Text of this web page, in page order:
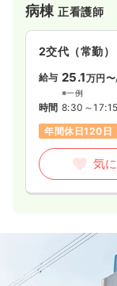
病棟正看護師
2交代（常勤）
給与 25.1万円〜
※一例
時間 8:30～17:15
年間休日120日
気